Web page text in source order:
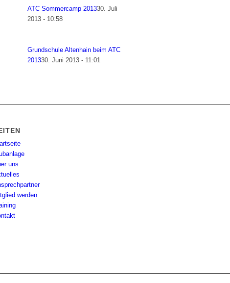
ATC Sommercamp 201330. Juli
2013 - 10:58
Grundschule Altenhain beim ATC
201330. Juni 2013 - 11:01
uns
werden